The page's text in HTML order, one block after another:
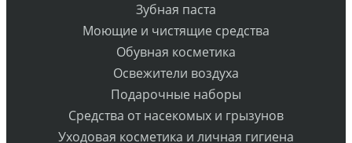
Зубная паста
Моющие и чистящие средства
Обувная косметика
Освежители воздуха
Подарочные наборы
Средства от насекомых и грызунов
Уходовая косметика и личная гигиена